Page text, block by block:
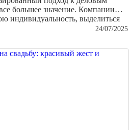
большее значение. Компании
индивидуальность, выделиться
выразить внимание
компании. Это не только
укрепления
24/07/2025